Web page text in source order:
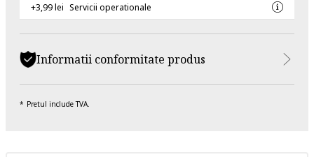
+3,99 lei Servicii operationale
Informatii conformitate produs
Pretul include TVA.